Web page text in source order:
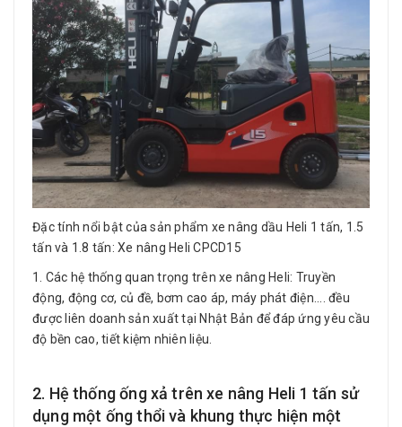
Đặc tính nổi bật của sản phẩm​ xe nâng dầu Heli 1 tấn, 1.5
tấn và 1.8 tấn: Xe nâng Heli CPCD15
1. Các hệ thống quan trọng trên xe nâng Heli: Truyền
động, động cơ, củ đề, bơm cao áp, máy phát điện.... đều
được liên doanh sản xuất tại Nhật Bản để đáp ứng yêu cầu
độ bền cao, tiết kiệm nhiên liệu.
2. Hệ thống ống xả trên xe nâng Heli 1 tấn sử
dụng một ống thổi và khung thực hiện một